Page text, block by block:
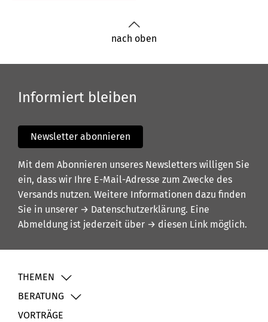
nach oben
Informiert bleiben
Newsletter abonnieren
Mit dem Abonnieren unseres Newsletters willigen Sie
ein, dass wir Ihre E-Mail-Adresse zum Zwecke des
Versands nutzen. Weitere Informationen dazu finden
Sie in unserer → Datenschutzerklärung. Eine
Abmeldung ist jederzeit über → diesen Link möglich.
THEMEN
BERATUNG
VORTRÄGE